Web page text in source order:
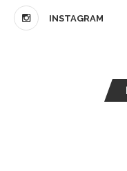
INSTAGRAM